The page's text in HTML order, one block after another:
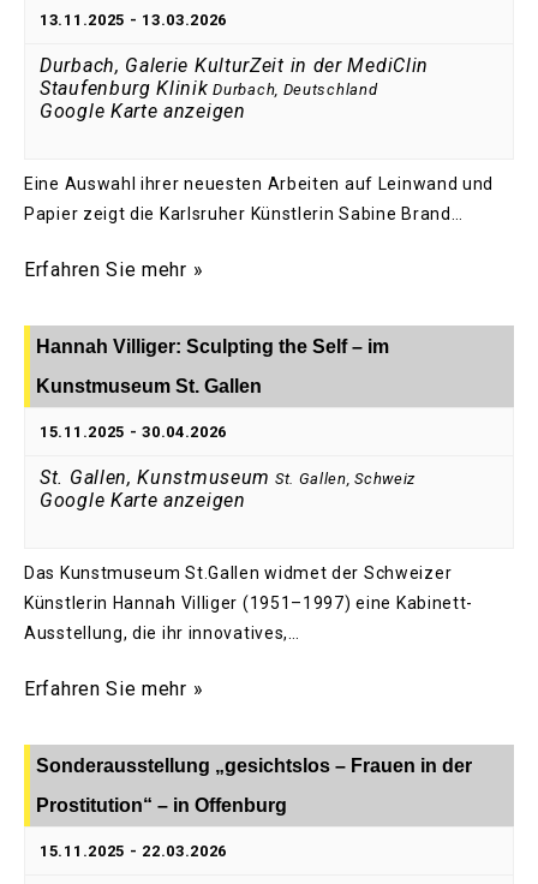
13.11.2025 - 13.03.2026
Durbach, Galerie KulturZeit in der MediClin
Staufenburg Klinik Durbach, Deutschland
Google Karte anzeigen
Eine Auswahl ihrer neuesten Arbeiten auf Leinwand und
Papier zeigt die Karlsruher Künstlerin Sabine Brand…
Erfahren Sie mehr »
Hannah Villiger: Sculpting the Self – im
Kunstmuseum St. Gallen
15.11.2025 -30.04.2026
St. Gallen, Kunstmuseum St. Gallen, Schweiz
Google Karte anzeigen
Das Kunstmuseum St.Gallen widmet der Schweizer
Künstlerin Hannah Villiger (1951–1997) eine Kabinett-
Ausstellung, die ihr innovatives,…
Erfahren Sie mehr »
Sonderausstellung „gesichtslos – Frauen in der
Prostitution“ – in Offenburg
15.11.2025 - 22.03.2026